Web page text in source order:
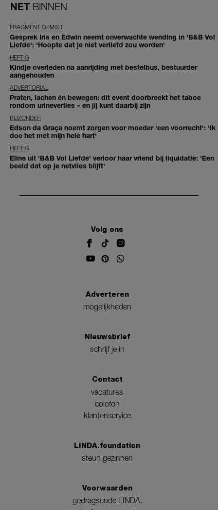
NET BINNEN
FRAGMENT GEMIST
Gesprek Iris en Edwin neemt onverwachte wending in 'B&B Vol
Liefde': 'Hoopte dat je niet verliefd zou worden'
HEFTIG
Kindje overleden na aanrijding met bestelbus, bestuurder
aangehouden
ADVERTORIAL
Praten, lachen én bewegen: dit event doorbreekt het taboe
rondom urineverlies – en jij kunt daarbij zijn
BIJZONDER
Edson da Graça noemt zorgen voor moeder 'een voorrecht': 'Ik
doe het met mijn hele hart'
HEFTIG
Eline uit 'B&B Vol Liefde' verloor haar vriend bij liquidatie: 'Een
beeld dat op je netvlies blijft'
Volg ons
Adverteren
mogelijkheden
Nieuwsbrief
schrijf je in
Contact
vacatures
colofon
klantenservice
LINDA.foundation
steun gezinnen
Voorwaarden
gedragscode LINDA.